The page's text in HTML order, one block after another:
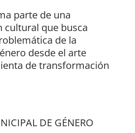
parte de una
cultural que busca
de la
desde el arte
de transformación
DE GÉNERO